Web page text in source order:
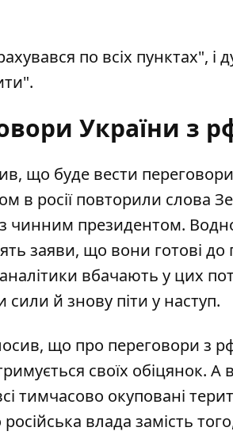
по всіх пунктах", і
України з
що буде вести переговори
в росії повторили слова
з чинним президентом.
заяви, що вони готові до
вбачають у цих
й знову піти у наступ.
що про переговори з
своїх обіцянок. А
тимчасово окуповані
влада замість